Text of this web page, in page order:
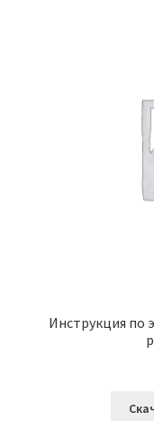
Инструкция по